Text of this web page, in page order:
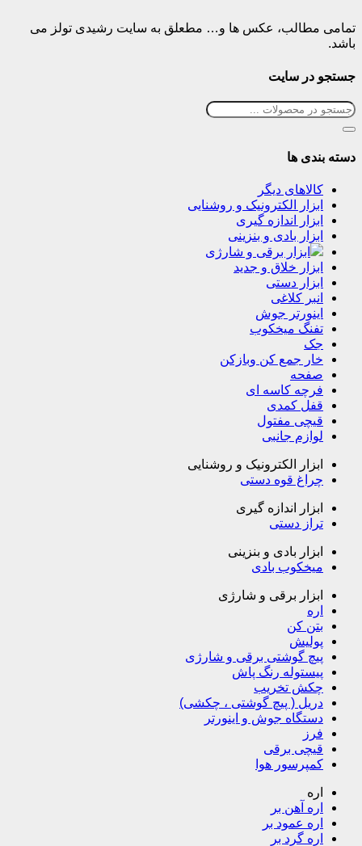
تمامی مطالب، عکس ها و… مطعلق به سایت رشیدی تولز می
باشد.
جستجو در سایت
دسته بندی ها
کالاهای دیگر
ابزار الکترونیک و روشنایی
ابزار اندازه گیری
ابزار بادی و بنزینی
ابزار برقی و شارژی
ابزار خلاق و جدید
ابزار دستی
انبر کلاغی
اینورتر جوش
تفنگ میخکوب
جک
خار جمع کن وبازکن
صفحه
فرچه کاسه ای
قفل کمدی
قیچی مفتول
لوازم جانبی
ابزار الکترونیک و روشنایی
چراغ قوه دستی
ابزار اندازه گیری
تراز دستی
ابزار بادی و بنزینی
میخکوب بادی
ابزار برقی و شارژی
اره
بتن کن
پولیش
پیچ گوشتی برقی و شارژی
پیستوله رنگ پاش
چکش تخریب
دریل ( پیچ گوشتی ، چکشی)
دستگاه جوش و اینورتر
فرز
قیچی برقی
کمپرسور هوا
اره
اره آهن بر
اره عمود بر
اره گرد بر